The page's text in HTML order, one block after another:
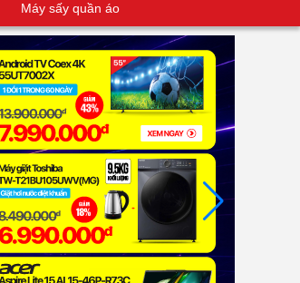
Máy sấy quần áo